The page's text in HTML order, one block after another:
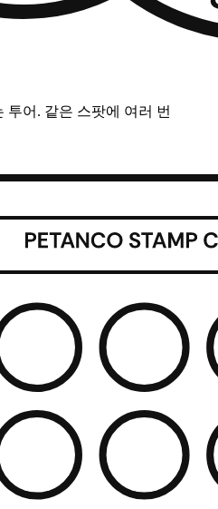
투어. 같은 스팟에 여러 번